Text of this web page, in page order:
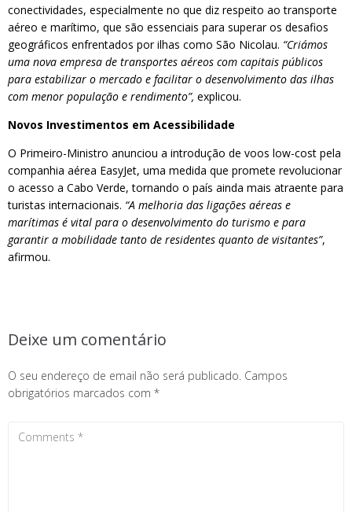
conectividades, especialmente no que diz respeito ao transporte
aéreo e marítimo, que são essenciais para superar os desafios
geográficos enfrentados por ilhas como São Nicolau. “Criámos
uma nova empresa de transportes aéreos com capitais públicos
para estabilizar o mercado e facilitar o desenvolvimento das ilhas
com menor população e rendimento”, explicou.
Novos Investimentos em Acessibilidade
O Primeiro-Ministro anunciou a introdução de voos low-cost pela
companhia aérea EasyJet, uma medida que promete revolucionar
o acesso a Cabo Verde, tornando o país ainda mais atraente para
turistas internacionais. “A melhoria das ligações aéreas e
marítimas é vital para o desenvolvimento do turismo e para
garantir a mobilidade tanto de residentes quanto de visitantes”,
afirmou.
Deixe um comentário
O seu endereço de email não será publicado. Campos
obrigatórios marcados com *